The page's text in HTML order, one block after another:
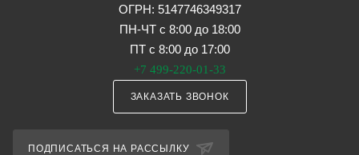
ОГРН: 5147746349317
ПН-ЧТ с 8:00 до 18:00
ПТ с 8:00 до 17:00
+7 499-220-01-33
ЗАКАЗАТЬ ЗВОНОК
ПОДПИСАТЬСЯ НА РАССЫЛКУ